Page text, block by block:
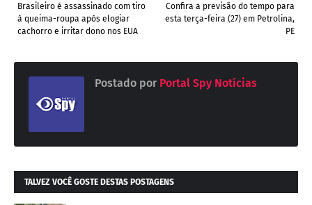
Confira a previsão do tempo para
esta terça-feira (27) em Petrolina,
PE
Brasileiro é assassinado com tiro
à queima-roupa após elogiar
cachorro e irritar dono nos EUA
Postado por Portal Spy Notícias
TALVEZ VOCÊ GOSTE DESTAS POSTAGENS